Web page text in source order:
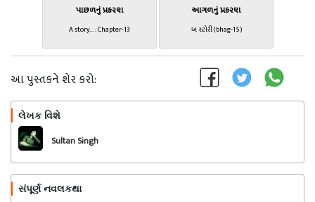
પાછળનું પ્રકરણ
A story... : Chapter-13
આગળનું પ્રકરણ
અ સ્ટોરી (bhag-15)
આ પુસ્તકને શેર કરો:
લેખક વિશે
Sultan Singh
સંપૂર્ણ નવલકથા